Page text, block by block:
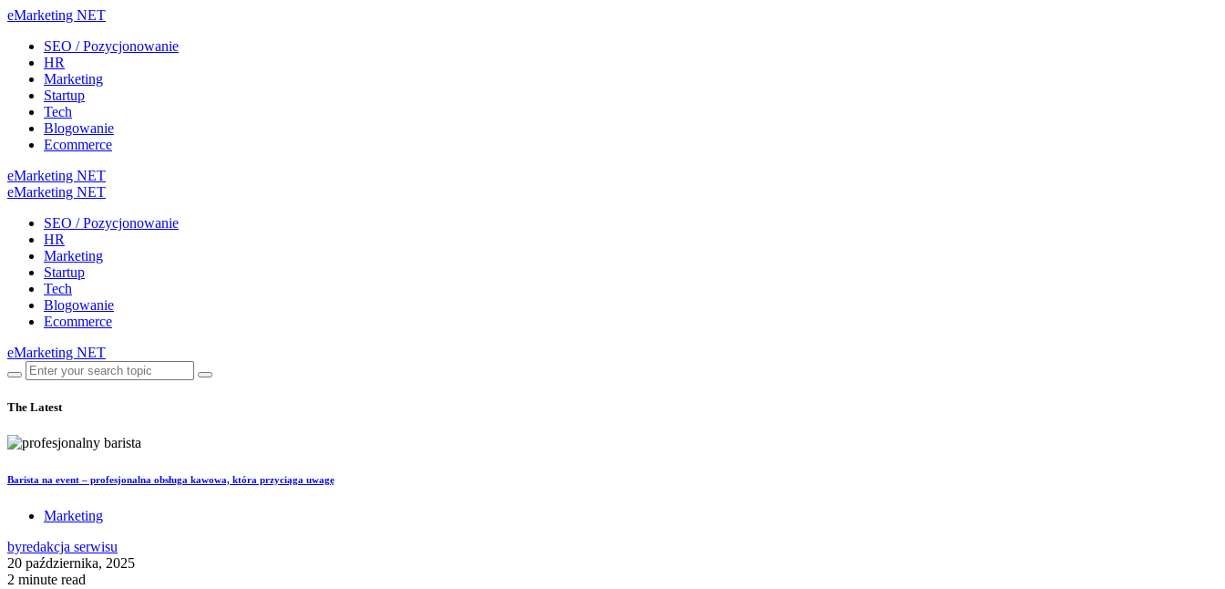
eMarketing NET
SEO / Pozycjonowanie
HR
Marketing
Startup
Tech
Blogowanie
Ecommerce
eMarketing NET
eMarketing NET
SEO / Pozycjonowanie
HR
Marketing
Startup
Tech
Blogowanie
Ecommerce
eMarketing NET
The Latest
Barista na event – profesjonalna obsługa kawowa, która przyciąga uwagę
Marketing
byredakcja serwisu
20 października, 2025
2 minute read